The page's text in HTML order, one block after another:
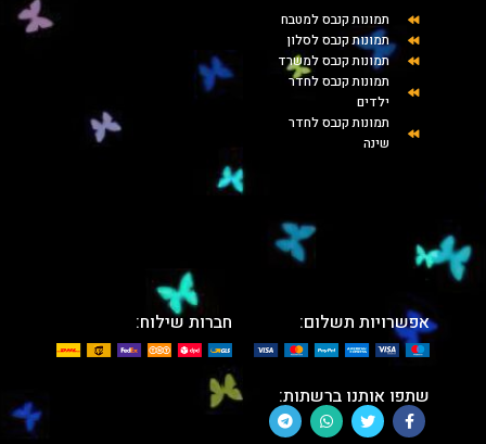
תמונות קנבס למטבח
תמונות קנבס לסלון
תמונות קנבס למשרד
תמונות קנבס לחדר
ילדים
תמונות קנבס לחדר
שינה
אפשרויות תשלום: חברות שילוח:
שתפו אותנו ברשתות: